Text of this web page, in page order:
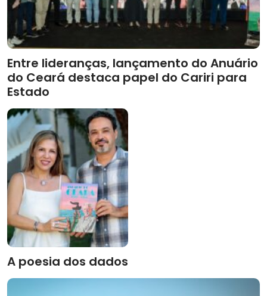
Entre lideranças, lançamento do Anuário
do Ceará destaca papel do Cariri para
Estado
A poesia dos dados